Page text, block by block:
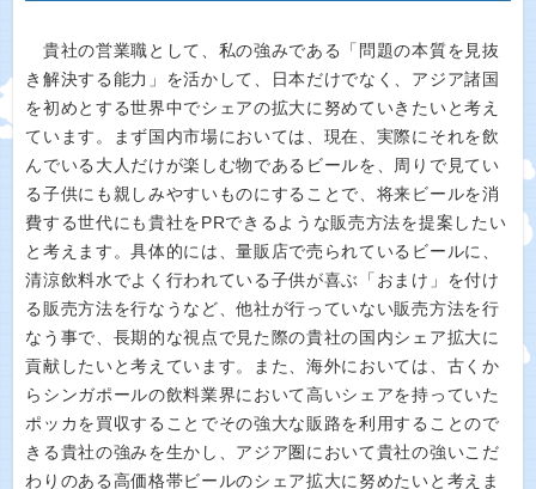
貴社の営業職として、私の強みである「問題の本質を見抜
き解決する能力」を活かして、日本だけでなく、アジア諸国
を初めとする世界中でシェアの拡大に努めていきたいと考え
ています。まず国内市場においては、現在、実際にそれを飲
んでいる大人だけが楽しむ物であるビールを、周りで見てい
る子供にも親しみやすいものにすることで、将来ビールを消
費する世代にも貴社をPRできるような販売方法を提案したい
と考えます。具体的には、量販店で売られているビールに、
清涼飲料水でよく行われている子供が喜ぶ「おまけ」を付け
る販売方法を行なうなど、他社が行っていない販売方法を行
なう事で、長期的な視点で見た際の貴社の国内シェア拡大に
貢献したいと考えています。また、海外においては、古くか
らシンガポールの飲料業界において高いシェアを持っていた
ポッカを買収することでその強大な販路を利用することので
きる貴社の強みを生かし、アジア圏において貴社の強いこだ
わりのある高価格帯ビールのシェア拡大に努めたいと考えま